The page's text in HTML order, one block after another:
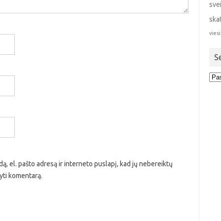
el. pašto adresą ir interneto puslapį, kad jų nebereiktų
komentarą.